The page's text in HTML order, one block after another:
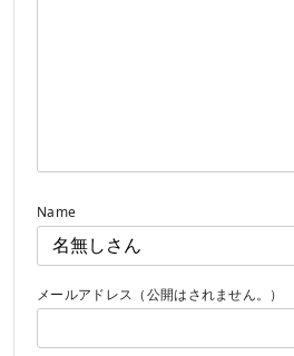
Name
メールアドレス（公開はされません。）